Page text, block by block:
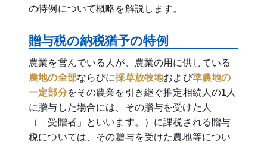
の特例について概略を解説します。
贈与税の納税猶予の特例
農業を営んでいる人が、農業の用に供している
農地の全部ならびに採草放牧地および準農地の
一定部分をその農業を引き継ぐ推定相続人の1人
に贈与した場合には、その贈与を受けた人
（「受贈者」といいます。）に課税される贈与
税については、その贈与を受けた農地等につい